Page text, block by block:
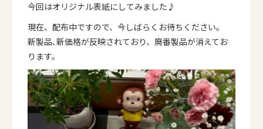
今回はオリジナル表紙にしてみました♪
現在、配布中ですので、今しばらくお待ちください。
新製品､新価格が反映されており、廃番製品が消えてお
ります。